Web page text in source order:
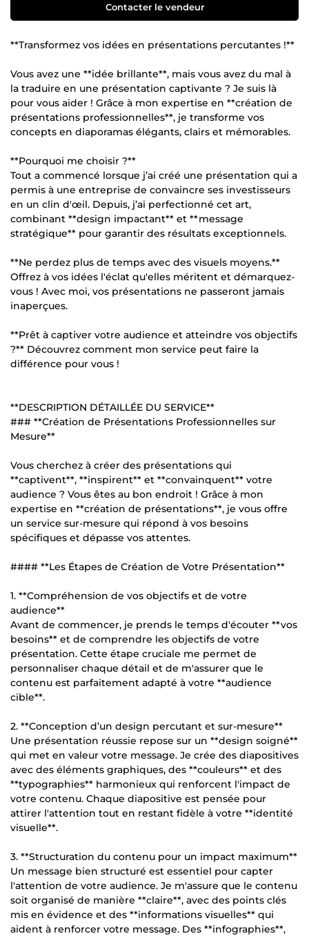
Contacter le vendeur
**Transformez vos idées en présentations percutantes !**
Vous avez une **idée brillante**, mais vous avez du mal à
la traduire en une présentation captivante ? Je suis là
pour vous aider ! Grâce à mon expertise en **création de
présentations professionnelles**, je transforme vos
concepts en diaporamas élégants, clairs et mémorables.
**Pourquoi me choisir ?**
Tout a commencé lorsque j’ai créé une présentation qui a
permis à une entreprise de convaincre ses investisseurs
en un clin d'œil. Depuis, j’ai perfectionné cet art,
combinant **design impactant** et **message
stratégique** pour garantir des résultats exceptionnels.
**Ne perdez plus de temps avec des visuels moyens.**
Offrez à vos idées l'éclat qu'elles méritent et démarquez-
vous ! Avec moi, vos présentations ne passeront jamais
inaperçues.
**Prêt à captiver votre audience et atteindre vos objectifs
?** Découvrez comment mon service peut faire la
différence pour vous !
**DESCRIPTION DÉTAILLÉE DU SERVICE**
### **Création de Présentations Professionnelles sur
Mesure**
Vous cherchez à créer des présentations qui
**captivent**, **inspirent** et **convainquent** votre
audience ? Vous êtes au bon endroit ! Grâce à mon
expertise en **création de présentations**, je vous offre
un service sur-mesure qui répond à vos besoins
spécifiques et dépasse vos attentes.
#### **Les Étapes de Création de Votre Présentation**
1. **Compréhension de vos objectifs et de votre
audience**
Avant de commencer, je prends le temps d'écouter **vos
besoins** et de comprendre les objectifs de votre
présentation. Cette étape cruciale me permet de
personnaliser chaque détail et de m'assurer que le
contenu est parfaitement adapté à votre **audience
cible**.
2. **Conception d’un design percutant et sur-mesure**
Une présentation réussie repose sur un **design soigné**
qui met en valeur votre message. Je crée des diapositives
avec des éléments graphiques, des **couleurs** et des
**typographies** harmonieux qui renforcent l'impact de
votre contenu. Chaque diapositive est pensée pour
attirer l'attention tout en restant fidèle à votre **identité
visuelle**.
3. **Structuration du contenu pour un impact maximum**
Un message bien structuré est essentiel pour capter
l'attention de votre audience. Je m'assure que le contenu
soit organisé de manière **claire**, avec des points clés
mis en évidence et des **informations visuelles** qui
aident à renforcer votre message. Des **infographies**,